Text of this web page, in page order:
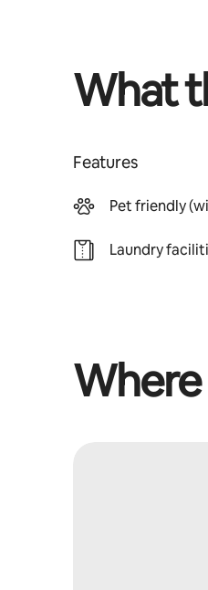
What
Features
Pet friendly
Laundry
Where